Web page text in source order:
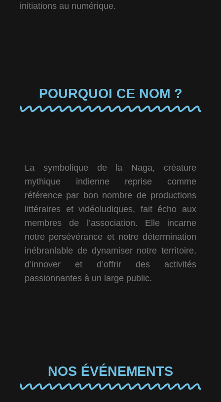
initiations au numérique.
POURQUOI CE NOM ?
La symbolique de la Naga, créature
mythique indienne reprise comme
référence par bon nombre de productions
littéraires et vidéoludiques, fait écho aux
membres de l’association. Elle incarne
notre persévérance et notre détermination
inébranlable de dynamiser notre territoire,
d’innover et d’offrir des activités
passionnantes à un large public.
NOS ÉVÉNEMENTS